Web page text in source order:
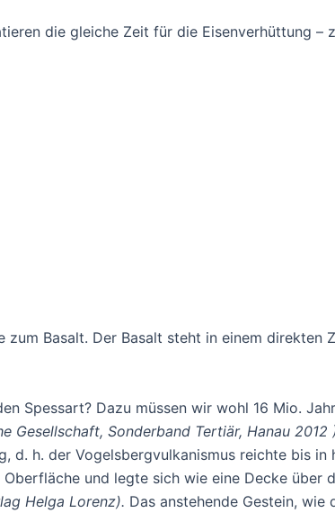
die gleiche Zeit für die Eisenverhüttung –
Basalt. Der Basalt steht in einem direkten
Spessart? Dazu müssen wir wohl 16 Mio.
Gesellschaft, Sonderband Tertiär, Hanau 2012
d. h. der Vogelsbergvulkanismus reichte bis in
und legte sich wie eine Decke über
Helga Lorenz). Das anstehende Gestein, wie